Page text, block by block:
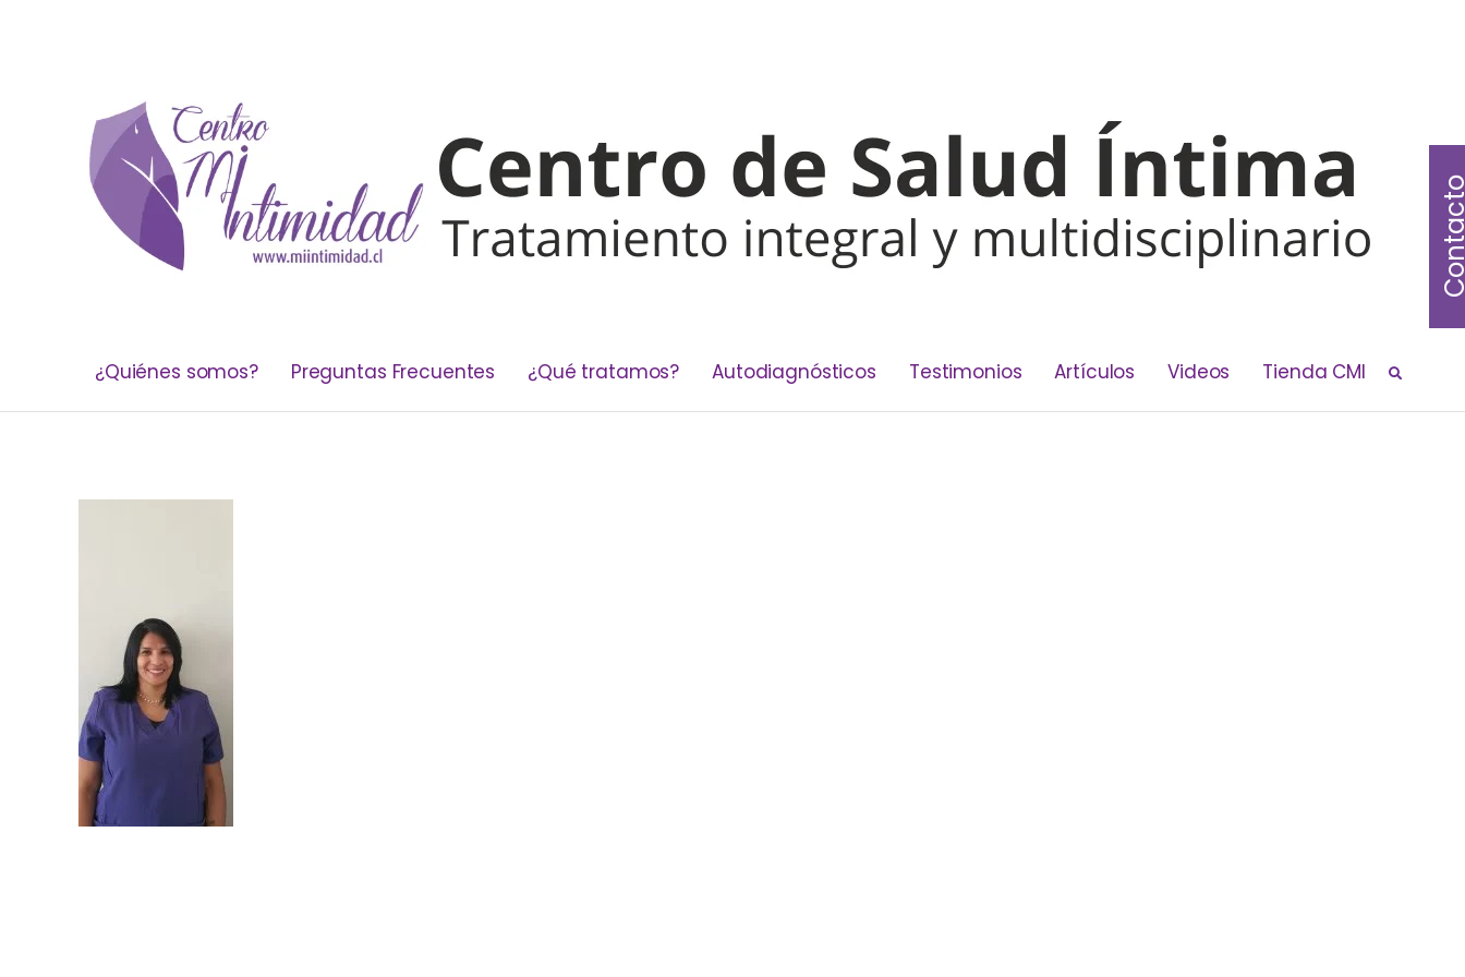
¿Quiénes somos? Preguntas Frecuentes ¿Qué tratamos? Autodiagnósticos Testimonios Artículos Videos Tienda CMI